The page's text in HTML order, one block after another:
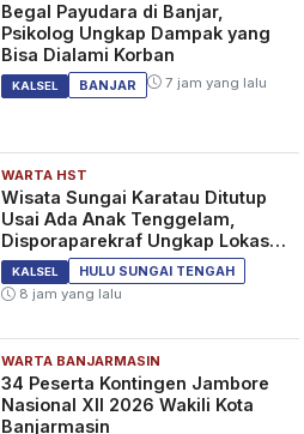
Begal Payudara di Banjar,
Psikolog Ungkap Dampak yang
Bisa Dialami Korban
KALSEL BANJAR 7 jam yang lalu
WARTA HST
Wisata Sungai Karatau Ditutup
Usai Ada Anak Tenggelam,
Disporaparekraf Ungkap Lokasi
Belum Berizin
KALSEL
HULU SUNGAI TENGAH
8 jam yang lalu
WARTA BANJARMASIN
34 Peserta Kontingen Jambore
Nasional XII 2026 Wakili Kota
Banjarmasin